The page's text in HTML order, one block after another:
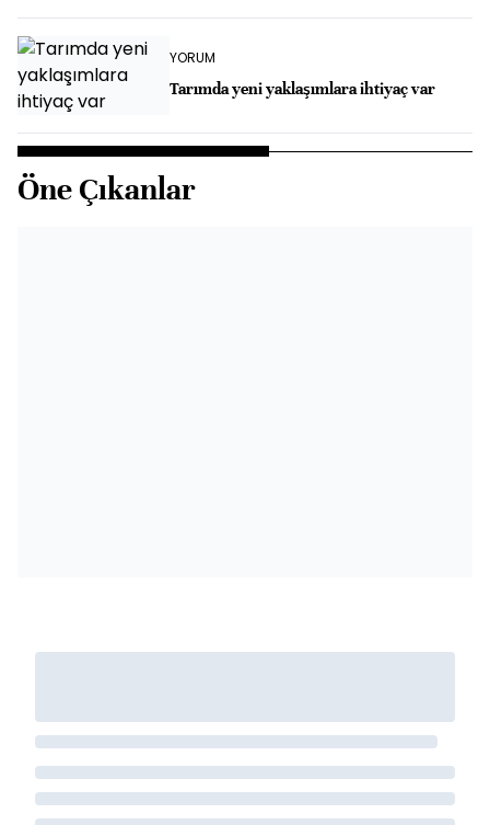
YORUM
Tarımda yeni yaklaşımlara ihtiyaç var
Öne Çıkanlar